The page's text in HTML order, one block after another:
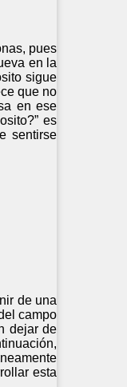
pues
en la
sigue
que no
en ese
es
sentirse
de una
campo
dejar de
esta